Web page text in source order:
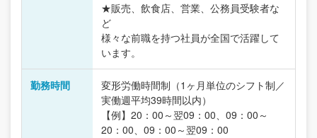
★販売、飲食店、営業、公務員受験者な
ど
様々な前職を持つ社員が全国で活躍して
います。
勤務時間
変形労働時間制（1ヶ月単位のシフト制／
実働週平均39時間以内）
【例】20：00～翌09：00、09：00～
20：00、09：00～翌09：00